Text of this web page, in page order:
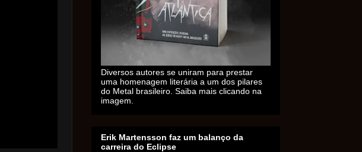
Diversos autores se uniram para prestar
uma homenagem literária a um dos pilares
do Metal brasileiro. Saiba mais clicando na
imagem.
Erik Martensson faz um balanço da
carreira do Eclipse